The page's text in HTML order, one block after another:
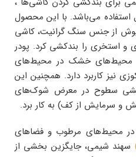
متر قابل استفاده می‌باشد. با این محصول
از جنس سنگ گرانیت، کاشی
استخری را بندکشی کرد. پودر
محیط‌های خشک در محیط‌های
نیز کاربرد دارد. همچنین این
سطوح در معرض شوک‌های
و سرمایش از کف) به کار برد.
محیط‌های مرطوب و فضاهای
سهند شیمی، جایگزین بخشی از